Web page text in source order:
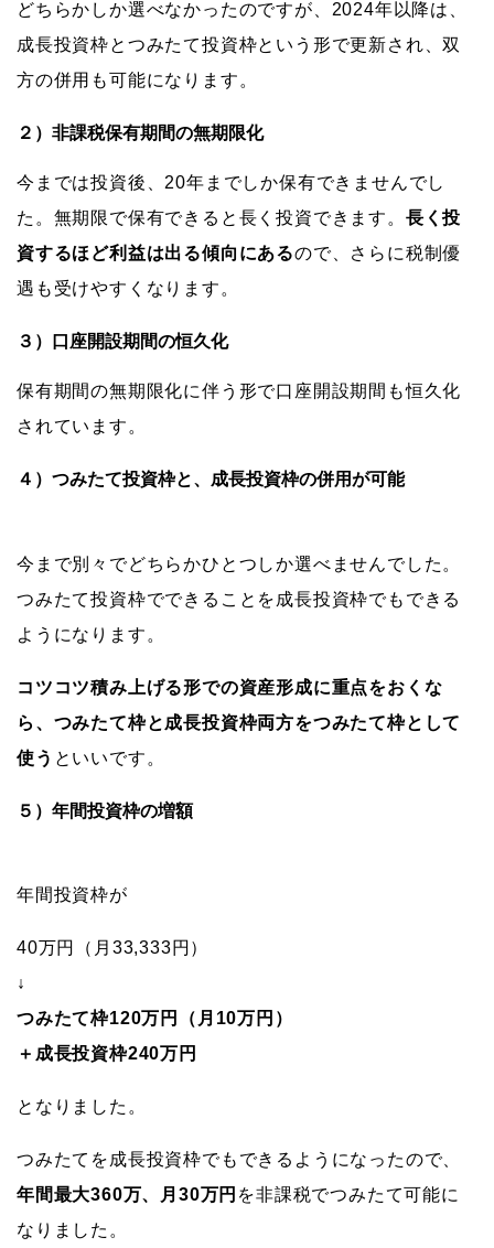
どちらかしか選べなかったのですが、2024年以降は、
成長投資枠とつみたて投資枠という形で更新され、双
方の併用も可能になります。
２）非課税保有期間の無期限化
今までは投資後、20年までしか保有できませんでし
た。無期限で保有できると長く投資できます。 長く投
資するほど利益は出る傾向にあるので、さらに税制優
遇も受けやすくなります。
３）口座開設期間の恒久化
保有期間の無期限化に伴う形で口座開設期間も恒久化
されています。
４）つみたて投資枠と、成長投資枠の併用が可能
今まで別々でどちらかひとつしか選べませんでした。
つみたて投資枠でできることを成長投資枠でもできる
ようになります。
コツコツ積み上げる形での資産形成に重点をおくな
ら、つみたて枠と成長投資枠両方をつみたて枠として
使う といいです。
５）年間投資枠の増額
年間投資枠が
40万円（月33,333円）
↓
つみたて枠120万円（月10万円）
＋成長投資枠240万円
となりました。
つみたてを成長投資枠でもできるようになったので、
年間最大360万、月30万円 を非課税でつみたて可能に
なりました。